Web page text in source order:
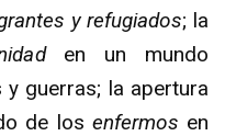
y refugiados; la
en un mundo
guerras; la apertura
de los enfermos en